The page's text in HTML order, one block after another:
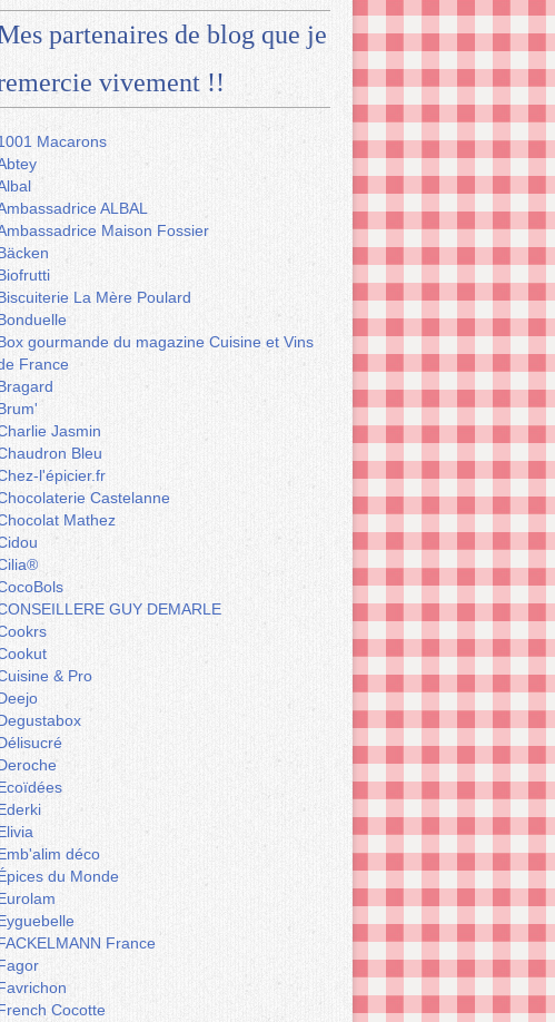
partenaires de blog que je
vivement !!
Macarons
ALBAL
Maison Fossier
La Mère Poulard
gourmande du magazine Cuisine et Vins
France
Jasmin
Bleu
l'épicier.fr
Castelanne
Mathez
GUY DEMARLE
& Pro
déco
du Monde
France
Cocotte